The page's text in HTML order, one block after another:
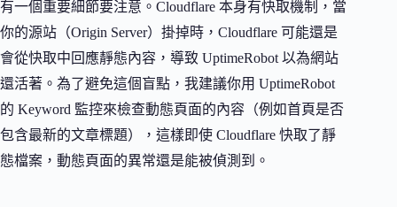
有一個重要細節要注意。Cloudflare 本身有快取機制，當
你的源站（Origin Server）掛掉時，Cloudflare 可能還是
會從快取中回應靜態內容，導致 UptimeRobot 以為網站
還活著。為了避免這個盲點，我建議你用 UptimeRobot
的 Keyword 監控來檢查動態頁面的內容（例如首頁是否
包含最新的文章標題），這樣即使 Cloudflare 快取了靜
態檔案，動態頁面的異常還是能被偵測到。